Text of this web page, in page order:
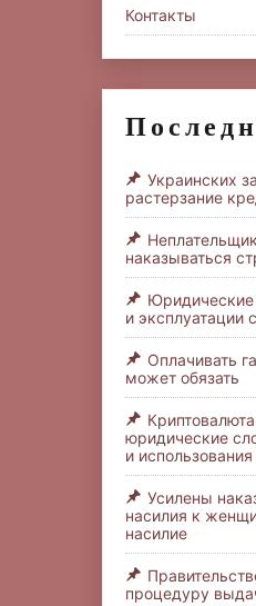
Контакты
Украинских
растерзание
наказываться
и эксплуатации
Оплачивать
может обязать
юридические
и использования
Усилены
насилия к
насилие
процедуру